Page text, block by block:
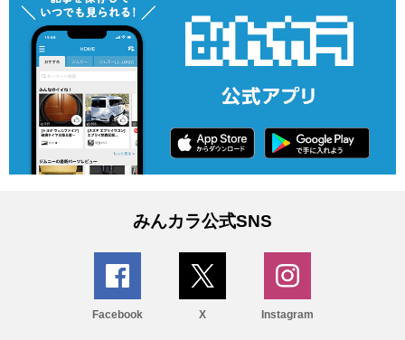
みんカラ公式SNS
Facebook X Instagram